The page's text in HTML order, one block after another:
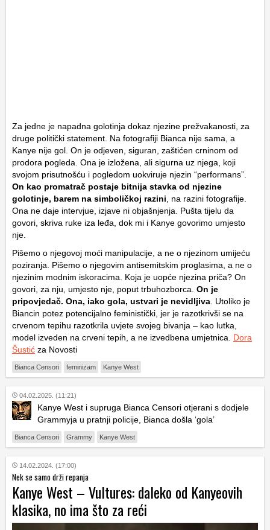
Za jedne je napadna golotinja dokaz njezine prežvakanosti, za
druge politički statement. Na fotografiji Bianca nije sama, a
Kanye nije gol. On je odjeven, siguran, zaštićen crninom od
prodora pogleda. Ona je izložena, ali sigurna uz njega, koji
svojom prisutnošću i pogledom uokviruje njezin “performans”.
On kao promatrač postaje bitnija stavka od njezine
golotinje, barem na simboličkoj razini , na razini fotografije.
Ona ne daje intervjue, izjave ni objašnjenja. Pušta tijelu da
govori, skriva ruke iza leđa, dok mi i Kanye govorimo umjesto
nje.
Pišemo o njegovoj moći manipulacije, a ne o njezinom umijeću
poziranja. Pišemo o njegovim antisemitskim proglasima, a ne o
njezinim modnim iskoracima. Koja je uopće njezina priča? On
govori, za nju, umjesto nje, poput trbuhozborca. On je
pripovjedač. Ona, iako gola, ustvari je nevidljiva . Utoliko je
Biancin potez potencijalno feministički, jer je razotkrivši se na
crvenom tepihu razotkrila uvjete svojeg bivanja – kao lutka,
model izveden na crveni tepih, a ne izvedbena umjetnica. Dora
Šustić za Novosti
Bianca Censori feminizam Kanye West
04.02.2025. (11:21)
Kanye West i supruga Bianca Censori otjerani s dodjele
Grammyja u pratnji policije, Bianca došla ‘gola’
Bianca Censori Grammy Kanye West
14.02.2024. (17:00)
Nek se samo drži repanja
Kanye West – Vultures: daleko od Kanyeovih
klasika, no ima što za reći